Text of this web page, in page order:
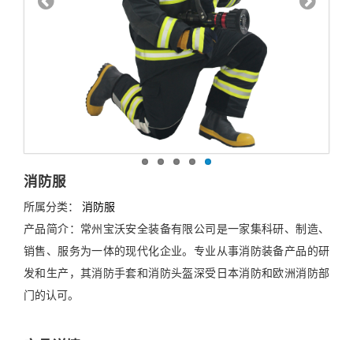
消防服
所属分类： 消防服
产品简介：常州宝沃安全装备有限公司是一家集科研、制造、
销售、服务为一体的现代化企业。专业从事消防装备产品的研
发和生产，其消防手套和消防头盔深受日本消防和欧洲消防部
门的认可。